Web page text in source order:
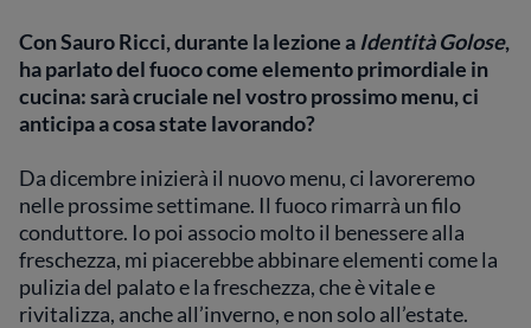
Con Sauro Ricci, durante la lezione a Identità Golose,
ha parlato del fuoco come elemento primordiale in
cucina: sarà cruciale nel vostro prossimo menu, ci
anticipa a cosa state lavorando?
Da dicembre inizierà il nuovo menu, ci lavoreremo
nelle prossime settimane. Il fuoco rimarrà un filo
conduttore. Io poi associo molto il benessere alla
freschezza, mi piacerebbe abbinare elementi come la
pulizia del palato e la freschezza, che è vitale e
rivitalizza, anche all’inverno, e non solo all’estate.